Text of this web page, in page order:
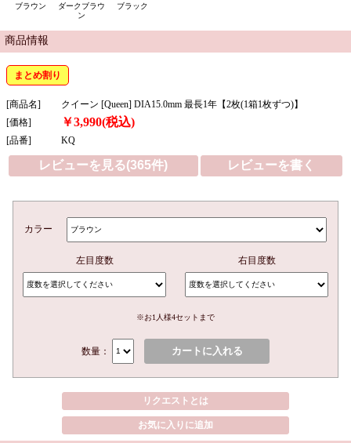
ブラウン
ダークブラウ
ン
ブラック
商品情報
まとめ割り
[商品名]
クイーン [Queen] DIA15.0mm 最長1年【2枚(1箱1枚ずつ)】
[価格]
￥3,990(税込)
[品番] KQ
レビューを見る(365件) レビューを書く
カラー
左目度数 右目度数
※お1人様4セットまで
数量： カートに入れる
リクエストとは
お気に入りに追加